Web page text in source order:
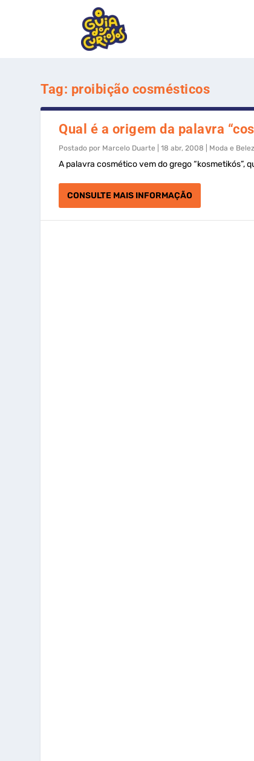
Tag: proibição cosmésticos
Qual é a origem da palavra
Postado por Marcelo Duarte |18 abr, 2008 Moda e
A palavra cosmético vem do grego “kosmetikós”,
CONSULTE MAIS INFORMAÇÃO